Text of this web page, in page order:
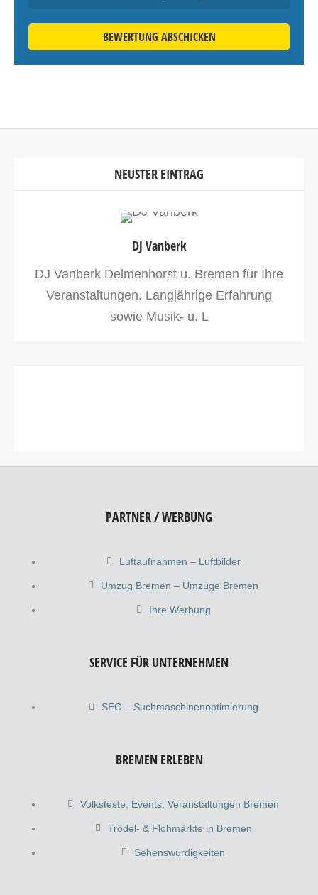
BEWERTUNG ABSCHICKEN
NEUSTER EINTRAG
DJ Vanberk
DJ Vanberk Delmenhorst u. Bremen für Ihre
Veranstaltungen. Langjährige Erfahrung
sowie Musik- u. L
PARTNER / WERBUNG
Luftaufnahmen – Luftbilder
Umzug Bremen – Umzüge Bremen
Ihre Werbung
SERVICE FÜR UNTERNEHMEN
SEO – Suchmaschinenoptimierung
BREMEN ERLEBEN
Volksfeste, Events, Veranstaltungen Bremen
Trödel- & Flohmärkte in Bremen
Sehenswürdigkeiten